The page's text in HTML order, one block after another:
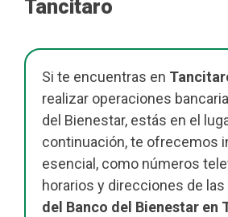
Tancitaro
Si te encuentras en
realizar operaciones
del Bienestar, estás en el
continuación, te ofrecemos
esencial, como números
horarios y direcciones de las
del Banco del Bienestar en